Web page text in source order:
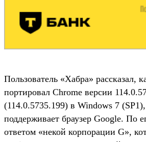
Пользователь «Хабра» рассказал,
портировал Chrome версии
(114.0.5735.199) в Windows 7
поддерживает браузер Google. По
ответом «некой корпорации G»,